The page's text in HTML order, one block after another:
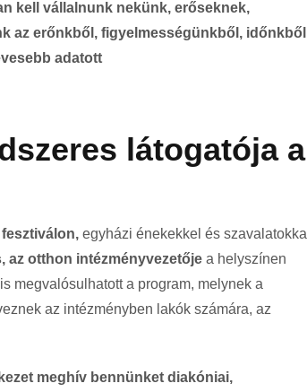
kell vállalnunk nekünk, erőseknek,
az erőnkből, figyelmességünkből, időnkből
adatott
látogatója a
egyházi énekekkel és szavalatokkal
az otthon intézményvezetője a helyszínen
megvalósulhatott a program, melynek a
az intézményben lakók számára, az
meghív bennünket diakóniai,